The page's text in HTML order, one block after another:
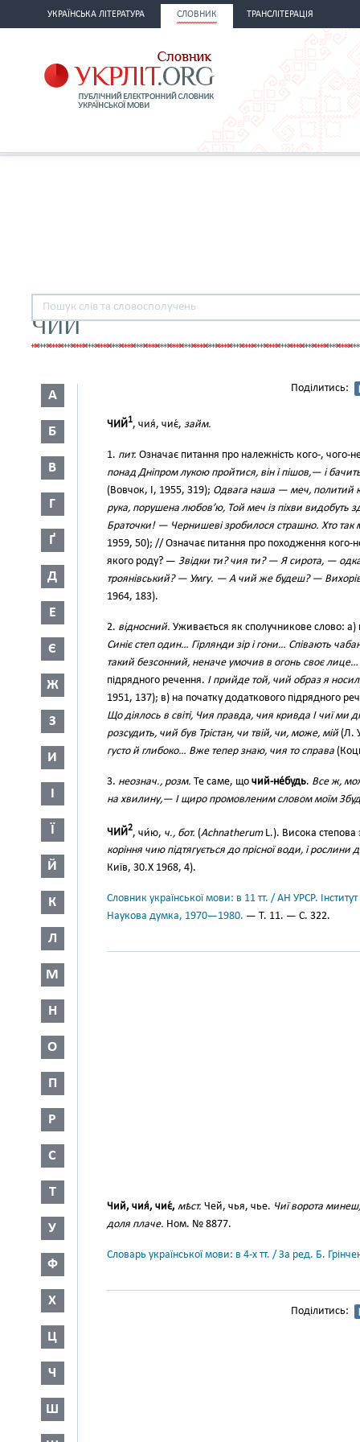
УКРАЇНСЬКА ЛІТЕРАТУРА СЛОВНИК ТРАНСЛІТЕРАЦІЯ
ЧИЙ
А
Б
В
Г
Ґ
Д
Е
Є
Ж
З
И
І
Ї
Й
К
Л
М
Н
О
П
Р
С
Т
У
Ф
Х
Ц
Ч
Ш
Поділитись:
ЧИЙ1, чия́, чиє́, займ.
1. пит. Означає питання про належність кого-,
понад Дніпром лукою пройтися, він і пішов,— і
(Вовчок, І, 1955, 319); Одвага наша — меч, политий
рука, порушена любов’ю, Той меч із піхви видобуть
Браточки! — Чернишеві зробилося страшно. Хто
1959, 50); // Означає питання про походження кого-
якого роду? — Звідки ти? чия ти? — Я сирота, —
троянівський? — Умгу. — А чий же будеш? —
1964, 183).
2. відносний. Уживається як сполучникове слово: а)
Синіє степ один… Гірлянди зір і гони… Співають
такий безсонний, неначе умочив в огонь своє лице…
підрядного речення. І прийде той, чий образ я
1951, 137); в) на початку додаткового підрядного
Що діялось в світі, Чия правда, чия кривда І чиї ми
розсудить, чий був Трістан, чи твій, чи, може, мій (Л.
густо й глибоко… Вже тепер знаю, чия то справа
3. неознач., розм. Те саме, що чий-не́будь. Все ж,
на хвилину,— І щиро промовленим словом моїм
ЧИЙ2, чи́ю, ч., бот. (AchnatherumL.). Висока
коріння чию підтягується до прісної води, і рослини
Київ, 30.Х 1968, 4).
Словник української мови: в 11 тт. / АН УРСР.
Наукова думка, 1970—1980. — Т. 11. — С. 322.
Чий, чия́, чиє́, мѣст. Чей, чья, чье. Чиї ворота
доля плаче. Ном. № 8877.
Словарь української мови: в 4-х тт. / За ред. Б.
Поділитись: